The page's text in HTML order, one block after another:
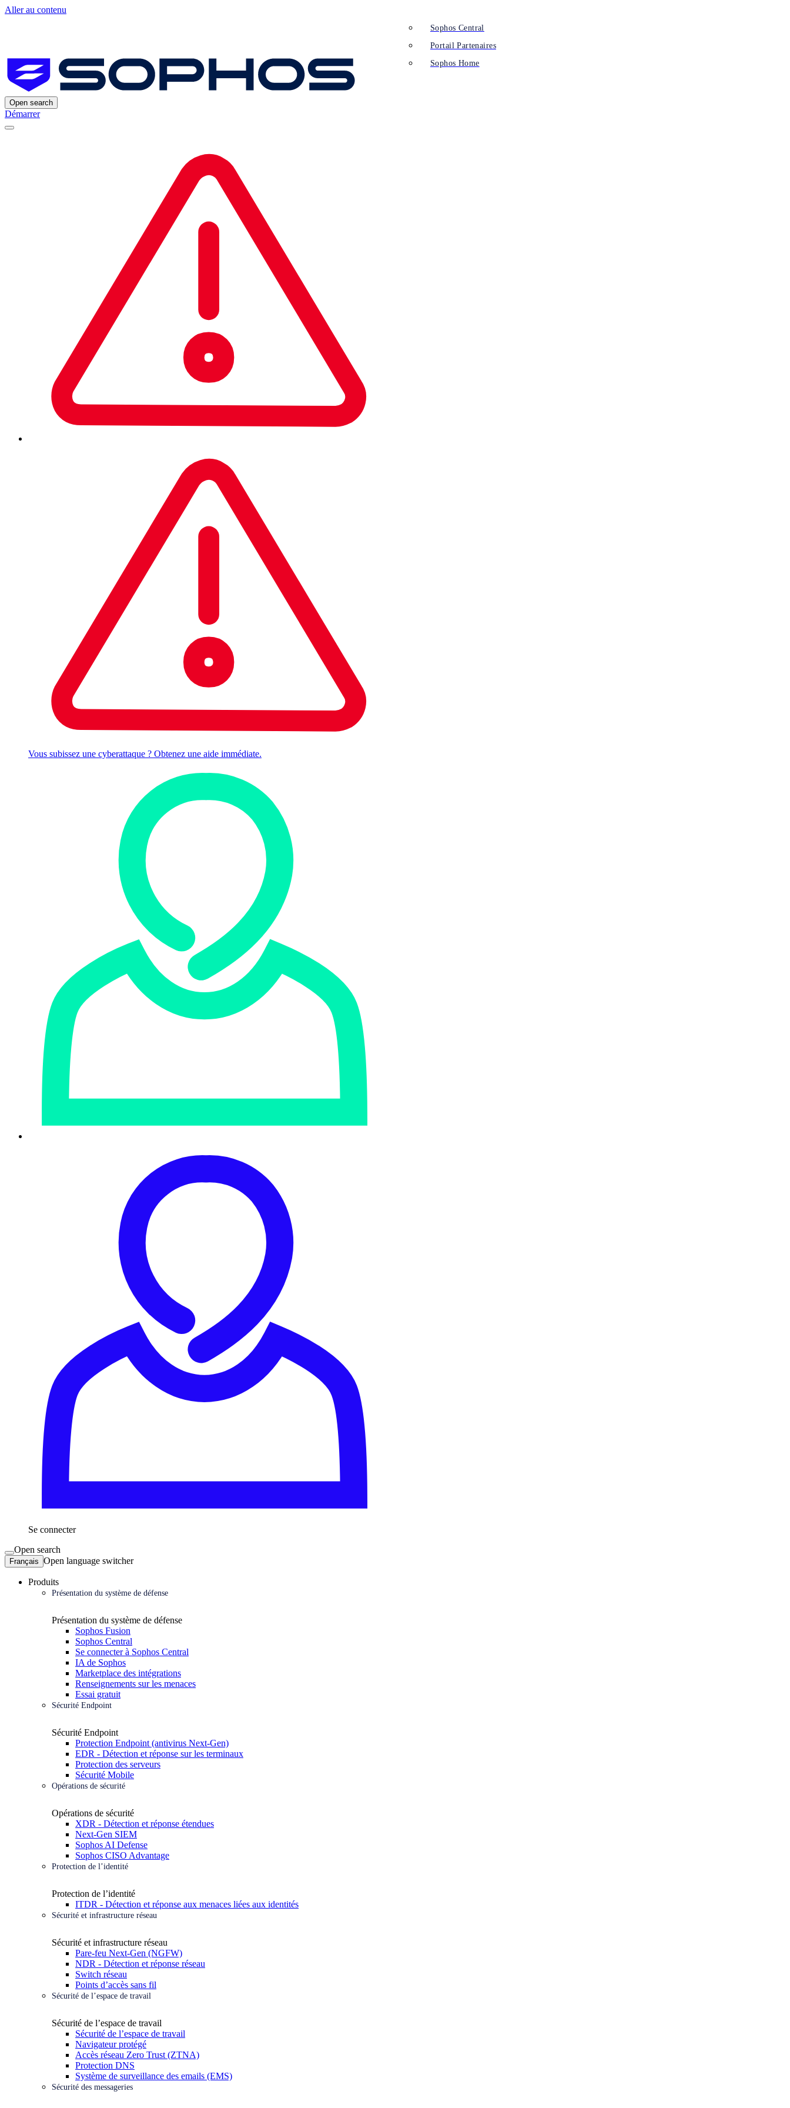
Aller au contenu
Open search
Démarrer
Vous subissez une cyberattaque ? Obtenez une aide immédiate.
Se connecter
Sophos Central
Portail Partenaires
Sophos Home
Open search
Français Open language switcher
Produits
Présentation du système de défense
Présentation du système de défense
Sophos Fusion
Sophos Central
Se connecter à Sophos Central
IA de Sophos
Marketplace des intégrations
Renseignements sur les menaces
Essai gratuit
Sécurité Endpoint
Sécurité Endpoint
Protection Endpoint (antivirus Next-Gen)
EDR - Détection et réponse sur les terminaux
Protection des serveurs
Sécurité Mobile
Opérations de sécurité
Opérations de sécurité
XDR - Détection et réponse étendues
Next-Gen SIEM
Sophos AI Defense
Sophos CISO Advantage
Protection de l’identité
Protection de l’identité
ITDR - Détection et réponse aux menaces liées aux identités
Sécurité et infrastructure réseau
Sécurité et infrastructure réseau
Pare-feu Next-Gen (NGFW)
NDR - Détection et réponse réseau
Switch réseau
Points d’accès sans fil
Sécurité de l’espace de travail
Sécurité de l’espace de travail
Sécurité de l’espace de travail
Navigateur protégé
Accès réseau Zero Trust (ZTNA)
Protection DNS
Système de surveillance des emails (EMS)
Sécurité des messageries